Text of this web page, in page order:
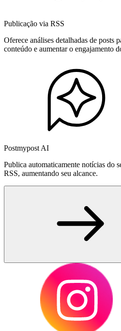
Publicação via RSS
Oferece análises detalhadas de posts
conteúdo e aumentar o engajamento
Postmypost AI
Publica automaticamente notícias do
RSS, aumentando seu alcance.